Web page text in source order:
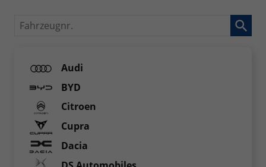
Fahrzeugnr.
Audi
BYD
Citroen
Cupra
Dacia